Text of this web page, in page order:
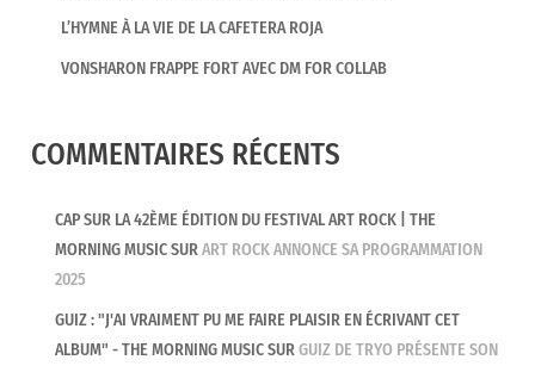
L’HYMNE À LA VIE DE LA CAFETERA ROJA
VONSHARON FRAPPE FORT AVEC DM FOR COLLAB
COMMENTAIRES RÉCENTS
CAP SUR LA 42ÈME ÉDITION DU FESTIVAL ART ROCK | THE
MORNING MUSICSURART ROCK ANNONCE SA PROGRAMMATION
2025
GUIZ : "J'AI VRAIMENT PU ME FAIRE PLAISIR EN ÉCRIVANT CET
ALBUM" - THE MORNING MUSICSURGUIZ DE TRYO PRÉSENTE SON